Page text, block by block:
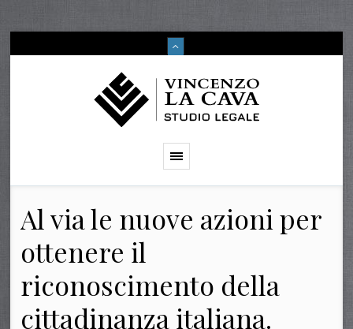
Al via le nuove azioni per
ottenere il
riconoscimento della
cittadinanza italiana.